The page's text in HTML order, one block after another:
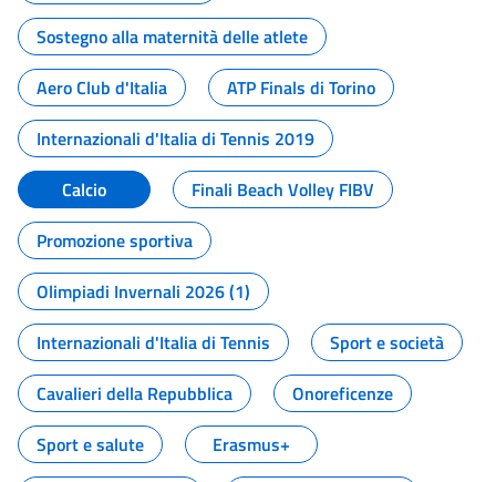
Sostegno alla maternità delle atlete
Aero Club d'Italia
ATP Finals di Torino
Internazionali d'Italia di Tennis 2019
Calcio
Finali Beach Volley FIBV
Promozione sportiva
Olimpiadi Invernali 2026 (1)
Internazionali d'Italia di Tennis
Sport e società
Cavalieri della Repubblica
Onoreficenze
Sport e salute
Erasmus+